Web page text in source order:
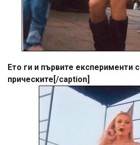
Ето ги и първите експерименти с
прическите[/caption]